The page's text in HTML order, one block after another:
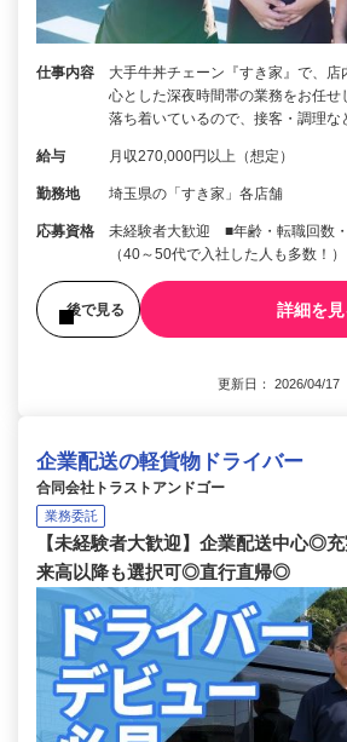
仕事内容
大手牛丼チェーン『すき家』で、店
心とした深夜時間帯の業務をお任せ
落ち着いているので、接客・調理
給与 月収270,000円以上（想定）
勤務地 埼玉県の「すき家」各店舗
応募資格
未経験者大歓迎 ■年齢・転職回数
（40～50代で入社した人も多数！
後で見る 詳細を見
更新日： 2026/04/
企業配送の軽貨物ドライバー
合同会社トラストアンドゴー
業務委託
【未経験者大歓迎】企業配送中心◎
来高以降も選択可◎直行直帰◎